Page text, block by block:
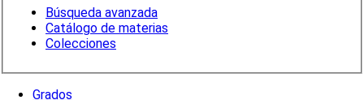
Búsqueda avanzada
Catálogo de materias
Colecciones
Grados